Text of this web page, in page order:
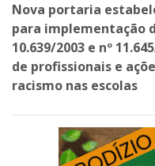
Nova portaria
para implementação
10.639/2003 e nº
de profissionais e
racismo nas escolas